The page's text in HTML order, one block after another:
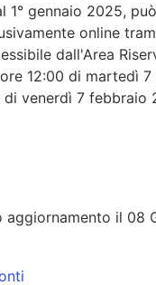
1° gennaio 2025,
online
dall'Area
ore 12:00 di martedì
di venerdì 7 febbraio
aggiornamento il 08